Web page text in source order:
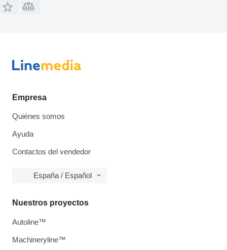
Empresa
Quiénes somos
Ayuda
Contactos del vendedor
España / Español
Nuestros proyectos
Autoline™
Machineryline™